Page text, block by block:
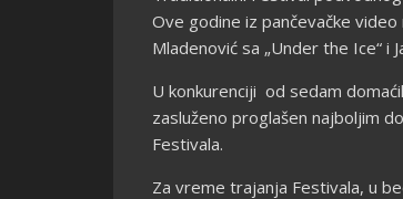
Ove godine iz pančevačke
Mladenović sa „Under the Ice“ i
U konkurenciji od sedam
zasluženo proglašen najboljim
Festivala.
Za vreme trajanja Festivala, u